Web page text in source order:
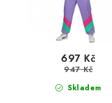
Skladem
697 Kč
947 Kč